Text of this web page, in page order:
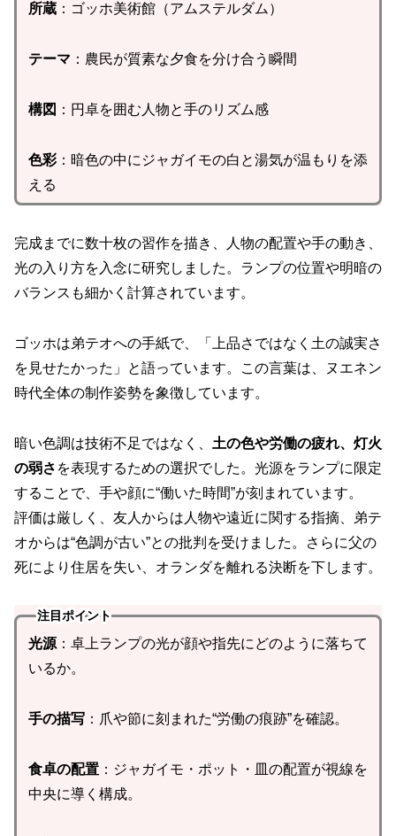
所蔵：ゴッホ美術館（アムステルダム）
テーマ ：農民が質素な夕食を分け合う瞬間
構図 ：円卓を囲む人物と手のリズム感
色彩：暗色の中にジャガイモの白と湯気が温もりを添
える
完成までに数十枚の習作を描き、人物の配置や手の動き、
光の入り方を入念に研究しました。ランプの位置や明暗の
バランスも細かく計算されています。
ゴッホは弟テオへの手紙で、「上品さではなく土の誠実さ
を見せたかった」と語っています。この言葉は、ヌエネン
時代全体の制作姿勢を象徴しています。
暗い色調は技術不足ではなく、 土の色や労働の疲れ、灯火
の弱さ を表現するための選択でした。光源をランプに限定
することで、手や顔に“働いた時間”が刻まれています。
評価は厳しく、友人からは人物や遠近に関する指摘、弟テ
オからは“色調が古い”との批判を受けました。さらに父の
死により住居を失い、オランダを離れる決断を下します。
注目ポイント
光源：卓上ランプの光が顔や指先にどのように落ちて
いるか。
手の描写：爪や節に刻まれた“労働の痕跡”を確認。
食卓の配置：ジャガイモ・ポット・皿の配置が視線を
中央に導く構成。